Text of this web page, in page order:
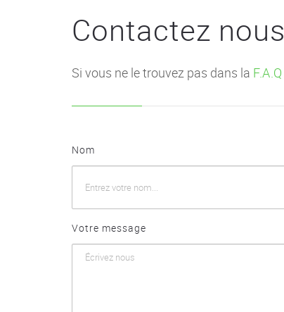
Contactez nous
Si vous ne le trouvez pas dans la F.A.Q
Nom
Votre message